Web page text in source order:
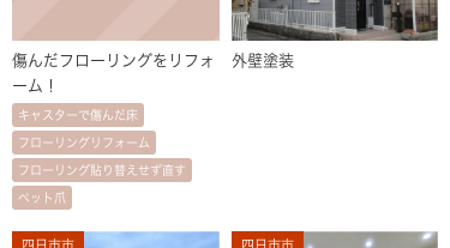
傷んだフローリングをリフォ
ーム！
キャスターで傷んだ床
フローリングリフォーム
フローリング貼り替えせず直す
ペット爪
外壁塗装